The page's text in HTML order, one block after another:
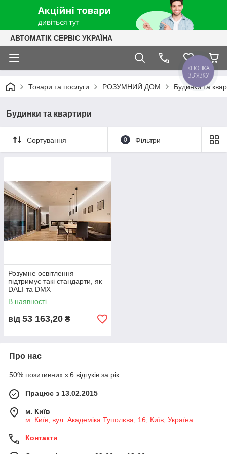
АВТОМАТІК СЕРВІС УКРАЇНА
Товари та послуги РОЗУМНИЙ ДОМ Будинки та
Будинки та квартири
Сортування 0 Фільтри
Розумне освітлення
підтримує такі стандарти, як
DALI та DMX
В наявності
від 53 163,20 ₴
Про нас
50% позитивних з 6 відгуків за рік
Працює з 13.02.2015
м. Київ
м. Київ, вул. Академіка Туполєва, 16, Київ, Україна
Контакти
КНОПКА
ЗВ'ЯЗКУ